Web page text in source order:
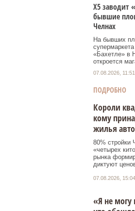
Х5 заводит
бывшие
Челнах
На бывших
«Бахетле» в
откроется
07.08.2026, 11:51
ПОДРОБНО
Короли
кому
жилья
80% стройки
«четырех
рынка
диктуют
07.08.2026, 15:04
«Я не могу